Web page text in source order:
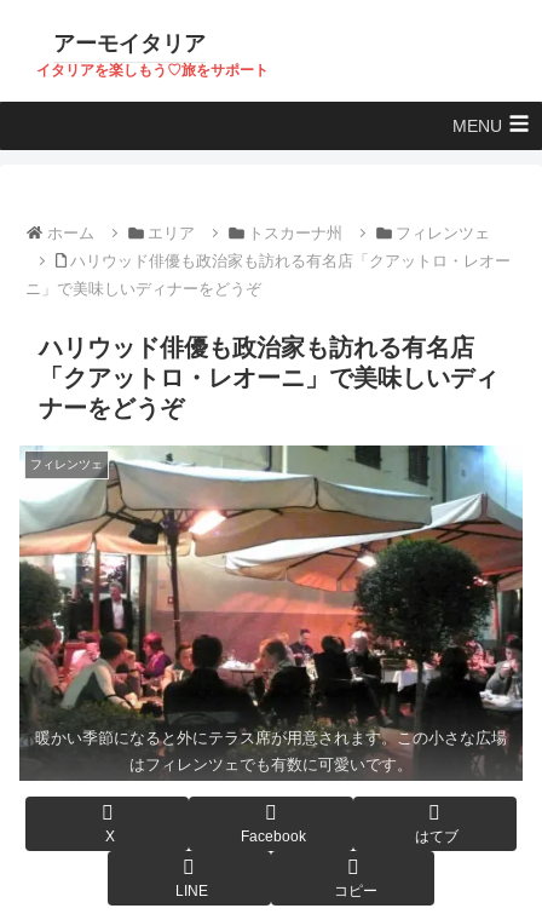
アーモイタリア
イタリアを楽しもう♡旅をサポート
MENU
ホーム エリア トスカーナ州
フィレンツェ
ハリウッド俳優も政治家も訪れる有名店「クアットロ・レオー
ニ」で美味しいディナーをどうぞ
ハリウッド俳優も政治家も訪れる有名店
「クアットロ・レオーニ」で美味しいディ
ナーをどうぞ
フィレンツェ
暖かい季節になると外にテラス席が用意されます。この小さな広場
はフィレンツェでも有数に可愛いです。
X Facebook はてブ
LINE コピー